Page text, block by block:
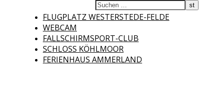
FLUGPLATZ WESTERSTEDE-FELDE
WEBCAM
FALLSCHIRMSPORT-CLUB
SCHLOSS KÖHLMOOR
FERIENHAUS AMMERLAND
Fliegerclub